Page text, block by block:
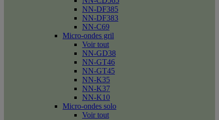
NN-DF385
NN-DF383
NN-C69
Micro-ondes gril
Voir tout
NN-GD38
NN-GT46
NN-GT45
NN-K35
NN-K37
NN-K10
Micro-ondes solo
Voir tout